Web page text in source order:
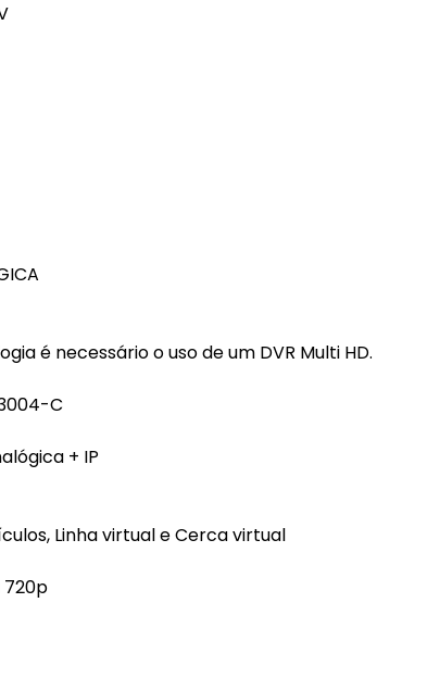
é necessário o uso de um DVR Multi HD.
C
+ IP
Linha virtual e Cerca virtual
720p